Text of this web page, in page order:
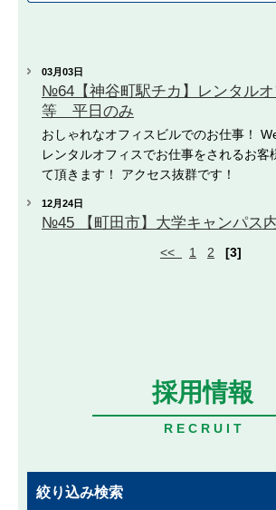
03月03日
№64【神谷町駅チカ】レンタル
等 平日のみ
おしゃれなオフィスビルでのお仕事！
レンタルオフィスでお仕事をされるお客
て頂きます！ アクセス抜群です！
12月24日
№45 【町田市】大学キャンパス
<< 1 2 [3]
採用情報
R E C R U I T
絞り込み検索